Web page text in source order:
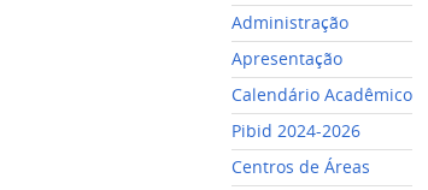
Administração
Apresentação
Calendário Acadêmico
Pibid 2024-2026
Centros de Áreas